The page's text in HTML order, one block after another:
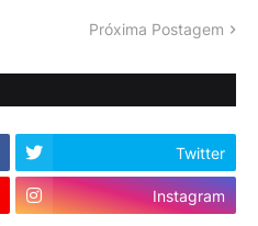
Próxima Postagem
Twitter
Instagram